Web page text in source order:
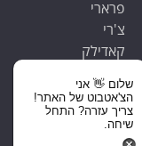
פרארי
צ'רי
קאדילק
קיה
ראם
רנו
שלום 👋 אני
הצ'אטבוט של האתר!
צריך עזרה? התחל
שיחה.